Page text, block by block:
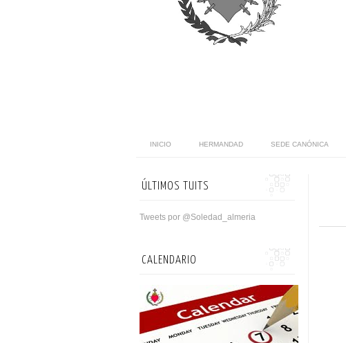
INICIO HERMANDAD SEDE CANÓNICA
ÚLTIMOS TUITS
Tweets por @Soledad_almeria
CALENDARIO